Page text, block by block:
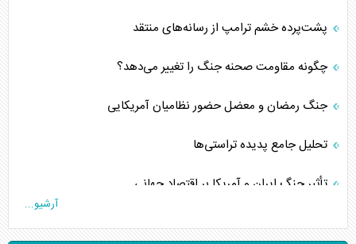
پشت‌پرده خشم ترامپ از رسانه‌های منتقد
چگونه مقاومت صحنه جنگ را تغییر می‌دهد؟
جنگ رمضان و معضل حضور نظامیان آمریکایی
تحلیل جامع پدیده تراستی‌ها
تأثیر جنگ ایران و آمریکا بر اقتصاد جهانی
آرشیو...